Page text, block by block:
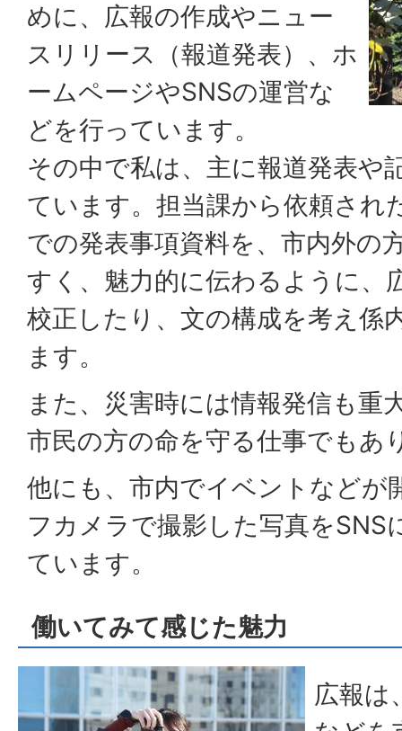
めに、広報の作成やニュー
スリリース（報道発表）、ホ
ームページやSNSの運営な
どを行っています。
その中で私は、主に報道発表や
ています。担当課から依頼され
での発表事項資料を、市内外の
すく、魅力的に伝わるように、
校正したり、文の構成を考え係
ます。
また、災害時には情報発信も重
市民の方の命を守る仕事でもあ
他にも、市内でイベントなどが
フカメラで撮影した写真をSNS
ています。
働いてみて感じた魅力
広報は